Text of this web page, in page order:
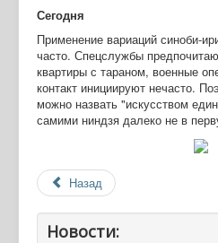
Сегодня
Применение вариаций синоби-
часто. Спецслужбы
квартиры с тараном, военные
контакт инициируют нечасто.
можно назвать "искусством
самими ниндзя далеко не в
Назад
Новости: